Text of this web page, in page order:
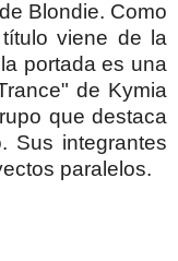
Blondie. Como
viene de la
portada es una
de Kymia
que destaca
Sus integrantes
paralelos.